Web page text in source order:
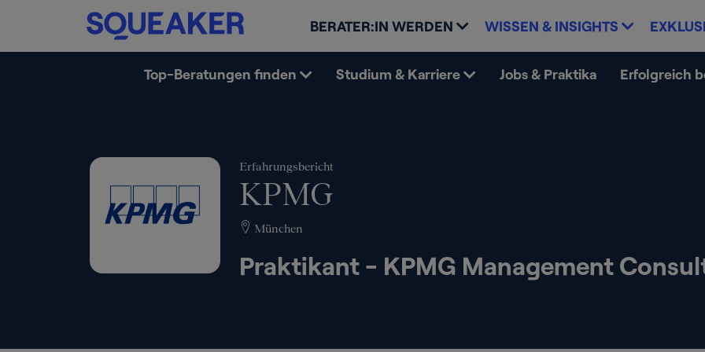
BERATER:IN WERDEN WISSEN & INSIGHTS
Top-Beratungen finden Studium & Karriere Jobs & Praktika Erfolgreich
Erfahrungsbericht
KPMG
München
Praktikant - KPMG Management